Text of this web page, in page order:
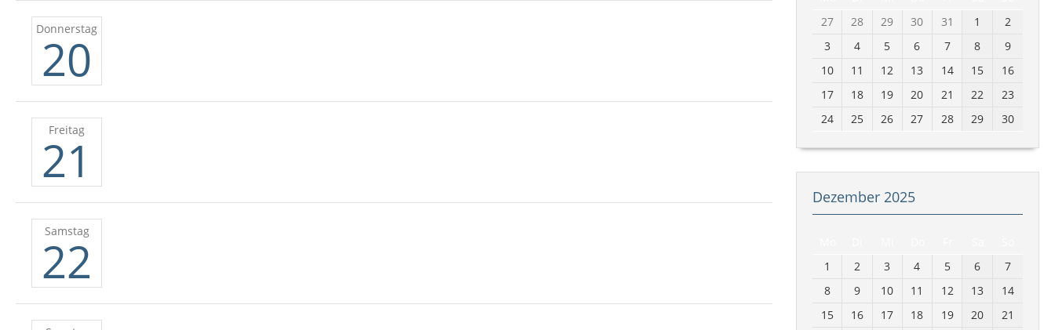
Donnerstag
20
Freitag
21
Samstag
22
27
28 29 30 31 1
2
3
4 5 6 7 8
9
10
11 12 13 14 15
16
17
18 19 20 21 22
23
24
25 26 27 28 29 30
Dezember 2025
1
2 3 4 5 6
7
8
9 10 11 12 13
14
15
16 17 18 19 20 21